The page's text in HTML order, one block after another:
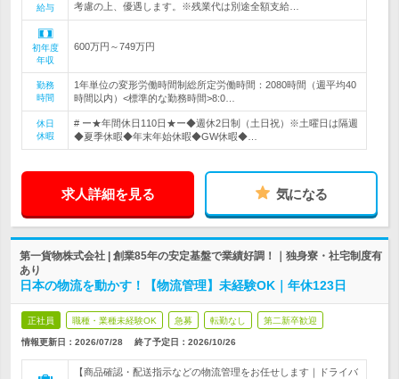
給与
考慮の上、優遇します。※残業代は別途全額支給…
初年度
年収
600万円～749万円
勤務
時間
1年単位の変形労働時間制総所定労働時間：2080時間（週平均40
時間以内）<標準的な勤務時間>8:0…
休日
休暇
# ー★年間休日110日★ー◆週休2日制（土日祝）※土曜日は隔週
◆夏季休暇◆年末年始休暇◆GW休暇◆…
求人詳細を見る 気になる
第一貨物株式会社 | 創業85年の安定基盤で業績好調！｜独身寮・社宅制度有
あり
日本の物流を動かす！【物流管理】未経験OK｜年休123日
正社員 職種・業種未経験OK 急募 転勤なし 第二新卒歓迎
情報更新日：2026/07/28 終了予定日： 2026/10/26
【商品確認・配送指示などの物流管理をお任せします｜ドライバ